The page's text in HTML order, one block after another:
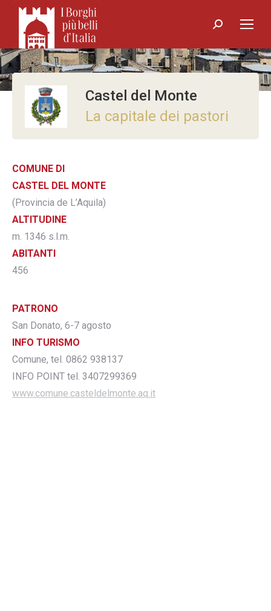
Search:
Castel del Monte
La capitale dei pastori
COMUNE DI
CASTEL DEL MONTE
(Provincia de L’Aquila)
ALTITUDINE
m. 1346 s.l.m.
ABITANTI
456
PATRONO
San Donato, 6-7 agosto
INFO TURISMO
Comune, tel. 0862 938137
INFO POINT tel. 3407299369
www.comune.casteldelmonte.aq.it